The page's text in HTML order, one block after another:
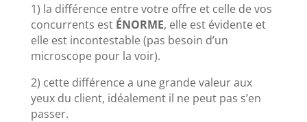
1) la différence entre votre offre et celle de vos
concurrents est ÉNORME, elle est évidente et
elle est incontestable (pas besoin d’un
microscope pour la voir).
2) cette différence a une grande valeur aux
yeux du client, idéalement il ne peut pas s’en
passer.